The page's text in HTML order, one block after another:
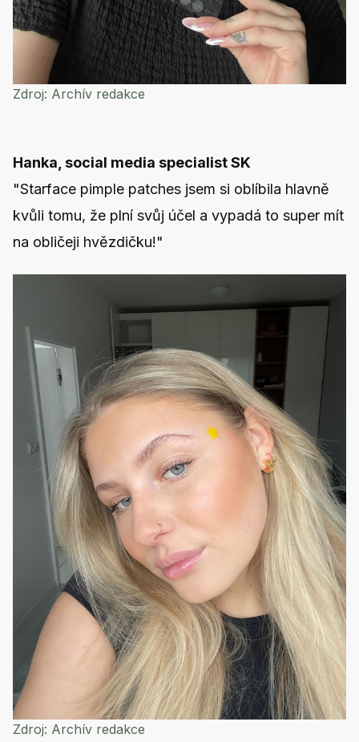
Zdroj: Archív redakce
Hanka, social media specialist SK
"Starface pimple patches jsem si oblíbila hlavně
kvůli tomu, že plní svůj účel a vypadá to super mít
na obličeji hvězdičku!"
Zdroj: Archív redakce